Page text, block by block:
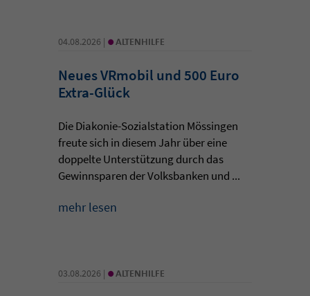
04.08.2026 | • ALTENHILFE
Neues VRmobil und 500 Euro
Extra-Glück
Die Diakonie-Sozialstation Mössingen
freute sich in diesem Jahr über eine
doppelte Unterstützung durch das
Gewinnsparen der Volksbanken und ...
mehr lesen
03.08.2026 | • ALTENHILFE